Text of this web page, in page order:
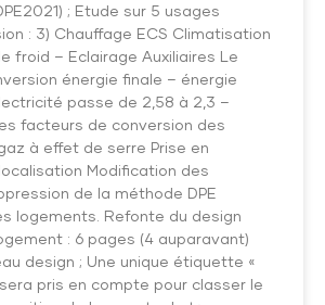
; Etude sur 5 usages
: 3) Chauffage ECS Climatisation
froid – Eclairage Auxiliaires Le
énergie finale – énergie
passe de 2,58 à 2,3 –
facteurs de conversion des
à effet de serre Prise en
Modification des
de la méthode DPE
logements. Refonte du design
: 6 pages (4 auparavant)
design ; Une unique étiquette «
pris en compte pour classer le